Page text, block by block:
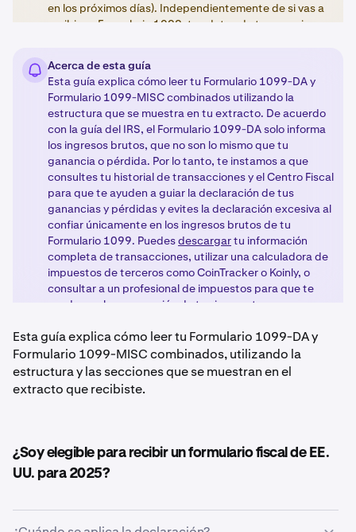
en los próximos días). Independientemente de si vas a
recibir un Formulario 1099, tus datos de transacciones
subyacentes que se utilizan para generar los
Formularios 1099-DA y 1099-MISC.
Acerca de esta guía
Esta guía explica cómo leer tu Formulario 1099-DA y
Formulario 1099-MISC combinados utilizando la
estructura que se muestra en tu extracto. De acuerdo
con la guía del IRS, el Formulario 1099-DA solo informa
los ingresos brutos, que no son lo mismo que tu
ganancia o pérdida. Por lo tanto, te instamos a que
consultes tu historial de transacciones y el Centro Fiscal
para que te ayuden a guiar la declaración de tus
ganancias y pérdidas y evites la declaración excesiva al
confiar únicamente en los ingresos brutos de tu
Formulario 1099. Puedesdescargartu información
completa de transacciones, utilizar una calculadora de
impuestos de terceros como CoinTracker o Koinly, o
consultar a un profesional de impuestos para que te
ayude con la preparación de tus impuestos.
Esta guía explica cómo leer tu Formulario 1099-DA y
Formulario 1099-MISC combinados, utilizando la
estructura y las secciones que se muestran en el
extracto que recibiste.
¿Soy elegible para recibir un formulario fiscal de EE.
UU. para 2025?